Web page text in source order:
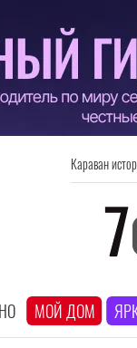
Караван
МОЙ ДОМ